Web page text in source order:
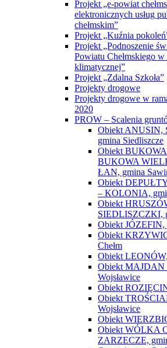
Projekt „e-powiat
elektronicznych usług
chełmskim”
Projekt „Kuźnia
Projekt „Podnoszenie
Powiatu Chełmskiego
klimatycznej”
Projekt „Zdalna Szkoła”
Projekty drogowe
Projekty drogowe w
2020
PROW – Scalenia
Obiekt ANUSIN,
gmina Siedliszcze
Obiekt
BUKOWA
ŁAN, gmina
Obiekt
– KOLONIA,
Obiekt
SIEDLISZCZKI,
Obiekt JÓZEFIN,
Obiekt
Chełm
Obiekt
Obiekt MAJDAN
Wojsławice
Obiekt
Obiekt
Wojsławice
Obiekt
Obiekt WÓLKA
ZARZECZE,